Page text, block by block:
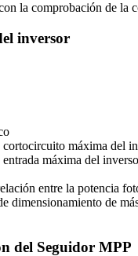
la comprobación de la
inversor
máxima del
máxima del
entre la potencia
dimensionamiento de
del Seguidor MPP